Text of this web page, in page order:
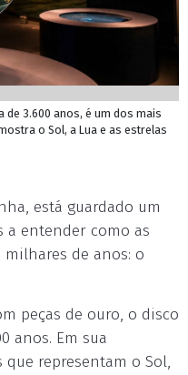
de 3.600 anos, é um dos mais
o Sol, a Lua e as estrelas
está guardado um
a entender como as
milhares de anos: o
peças de ouro, o disco
anos. Em sua
representam o Sol,